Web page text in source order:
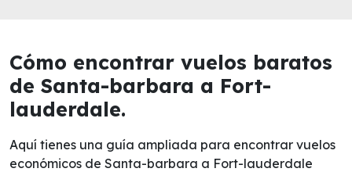
Cómo encontrar vuelos baratos
de Santa-barbara a Fort-
lauderdale.
Aquí tienes una guía ampliada para encontrar vuelos
económicos de Santa-barbara a Fort-lauderdale